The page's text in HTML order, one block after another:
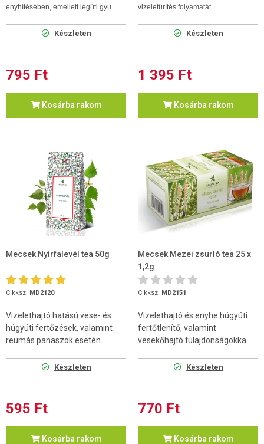
enyhítésében, emellett légúti gyu...
Készleten
795 Ft
Kosárba rakom
vizeletürítés folyamatát.
Készleten
1 395 Ft
Kosárba rakom
Mecsek Nyírfalevél tea 50g
Cikksz. MD2120
Vizelethajtó hatású vese- és
húgyúti fertőzések, valamint
reumás panaszok esetén.
Készleten
595 Ft
Kosárba rakom
Mecsek Mezei zsurló tea 25 x
1,2g
Cikksz. MD2151
Vizelethajtó és enyhe húgyúti
fertőtlenítő, valamint
vesekőhajtó tulajdonságokka...
Készleten
770 Ft
Kosárba rakom